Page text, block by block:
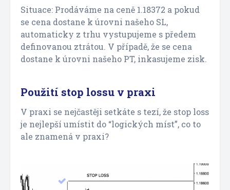
Situace: Prodáváme na ceně 1.18372 a pokud
se cena dostane k úrovni našeho SL,
automaticky z trhu vystupujeme s předem
definovanou ztrátou. V případě, že se cena
dostane k úrovni našeho PT, inkasujeme zisk.
Použití stop lossu v praxi
V praxi se nejčastěji setkáte s tezí, že stop loss
je nejlepší umístit do “logických míst”, co to
ale znamená v praxi?